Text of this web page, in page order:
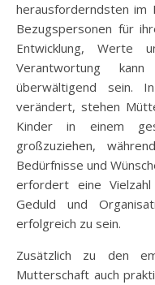
herausforderndsten
Bezugspersonen für
Entwicklung, Werte
Verantwortung
überwältigend sein.
verändert, stehen
Kinder in einem
großzuziehen,
Bedürfnisse und
erfordert eine
Geduld und
erfolgreich zu sein.
Zusätzlich zu den
Mutterschaft auch